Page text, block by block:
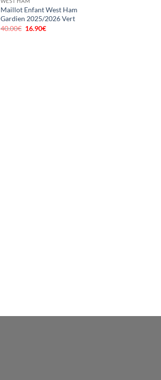
Maillot Enfant West Ham
Gardien 2025/2026 Vert
40.00€ Le
16.90€